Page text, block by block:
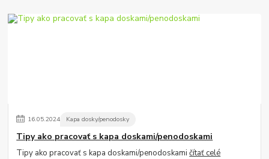
16.05.2024 Kapa dosky/penodosky
Tipy ako pracovať s kapa doskami/penodoskami
Tipy ako pracovať s kapa doskami/penodoskamičítať celé